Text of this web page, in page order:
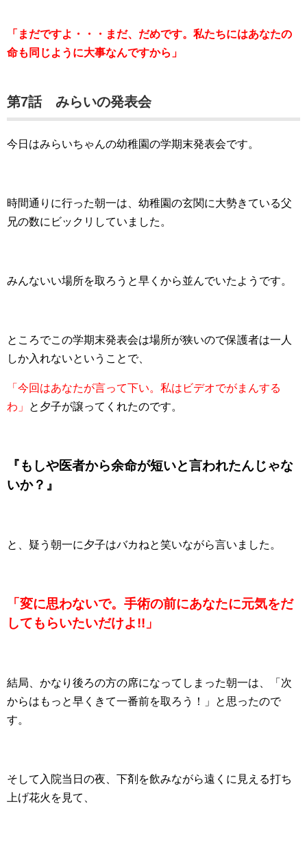
「まだですよ・・・まだ、だめです。私たちにはあなたの
命も同じように大事なんですから」
第7話 みらいの発表会
今日はみらいちゃんの幼稚園の学期末発表会です。
時間通りに行った朝一は、幼稚園の玄関に大勢きている父
兄の数にビックリしていました。
みんないい場所を取ろうと早くから並んでいたようです。
ところでこの学期末発表会は場所が狭いので保護者は一人
しか入れないということで、
「今回はあなたが言って下い。私はビデオでがまんする
わ」
と夕子が譲ってくれたのです。
『もしや医者から余命が短いと言われたんじゃな
いか？』
と、疑う朝一に夕子はバカねと笑いながら言いました。
「変に思わないで。手術の前にあなたに元気をだ
してもらいたいだけよ!!」
結局、かなり後ろの方の席になってしまった朝一は、「次
からはもっと早くきて一番前を取ろう！」と思ったので
す。
そして入院当日の夜、下剤を飲みながら遠くに見える打ち
上げ花火を見て、